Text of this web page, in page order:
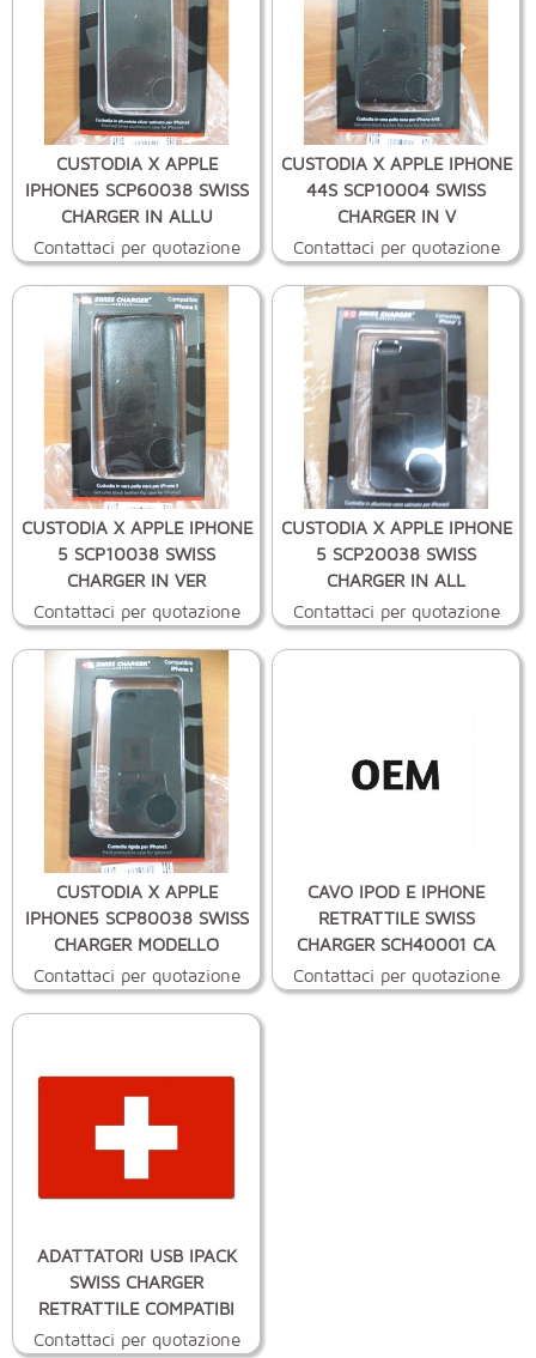
CUSTODIA X APPLE
IPHONE5 SCP60038 SWISS
CHARGER IN ALLU
Contattaci per quotazione
CUSTODIA X APPLE IPHONE
44S SCP10004 SWISS
CHARGER IN V
Contattaci per quotazione
CUSTODIA X APPLE IPHONE
5 SCP10038 SWISS
CHARGER IN VER
Contattaci per quotazione
CUSTODIA X APPLE IPHONE
5 SCP20038 SWISS
CHARGER IN ALL
Contattaci per quotazione
CUSTODIA X APPLE
IPHONE5 SCP80038 SWISS
CHARGER MODELLO
Contattaci per quotazione
CAVO IPOD E IPHONE
RETRATTILE SWISS
CHARGER SCH40001 CA
Contattaci per quotazione
ADATTATORI USB IPACK
SWISS CHARGER
RETRATTILE COMPATIBI
Contattaci per quotazione